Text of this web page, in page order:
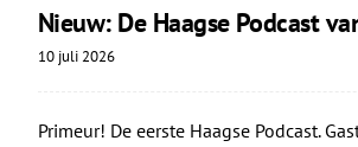
Nieuw: De Haagse Podcast
10 juli 2026
Primeur! De eerste Haagse Podcast.